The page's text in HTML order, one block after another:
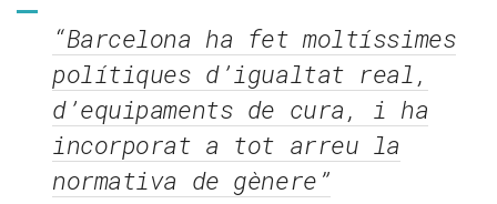
“Barcelona ha fet moltíssimes
polítiques d’igualtat real,
d’equipaments de cura, i ha
incorporat a tot arreu la
normativa de gènere”